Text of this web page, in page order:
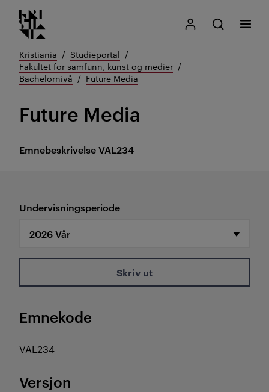
Gå
til
innhold
Kristiania logo
Mitt Kristiania
Åpne søk
Søk
Meny
Kristiania
Studieportal
Fakultet for samfunn, kunst og medier
Bachelornivå
Future Media
EmnebeskrivelseVAL234
Future Media
Undervisningsperiode
Skriv ut
Emnekode
VAL234
Versjon